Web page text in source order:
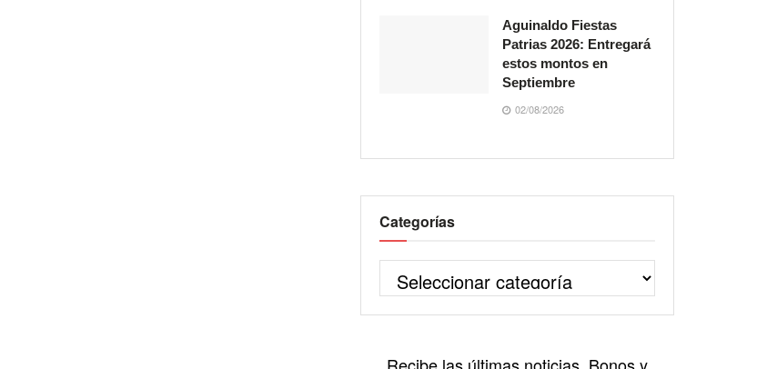
Aguinaldo Fiestas
Patrias 2026: Entregará
estos montos en
Septiembre
02/08/2026
Categorías